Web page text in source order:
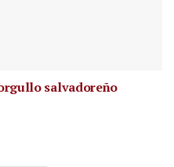
salvadoreño